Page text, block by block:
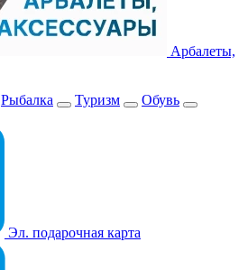
Арбалеты,
Рыбалка Туризм
Обувь
Эл. подарочная карта